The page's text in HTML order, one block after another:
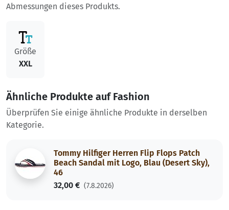
Abmessungen dieses Produkts.
Größe
XXL
Ähnliche Produkte auf Fashion
Überprüfen Sie einige ähnliche Produkte in derselben
Kategorie.
Tommy Hilfiger Herren Flip Flops Patch
Beach Sandal mit Logo, Blau (Desert Sky),
46
32,00 € (7.8.2026)